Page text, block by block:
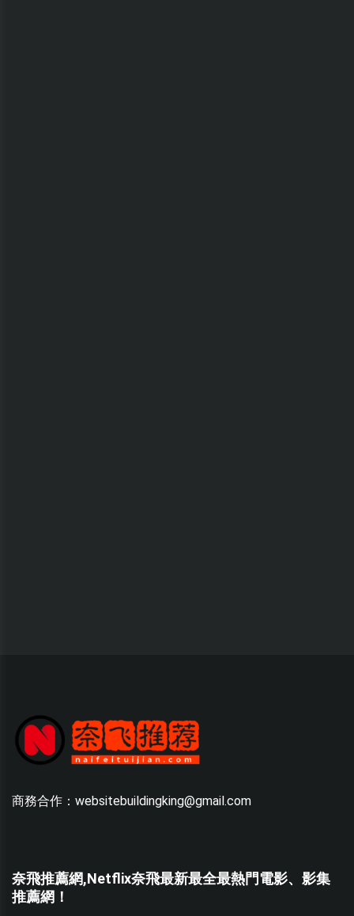
商務合作：websitebuildingking@gmail.com
奈飛推薦網,Netflix奈飛最新最全最熱門電影、影集
推薦網！